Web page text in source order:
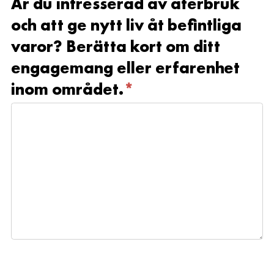
och att ge nytt liv åt befintliga
varor? Berätta kort om ditt
engagemang eller erfarenhet
inom området.*